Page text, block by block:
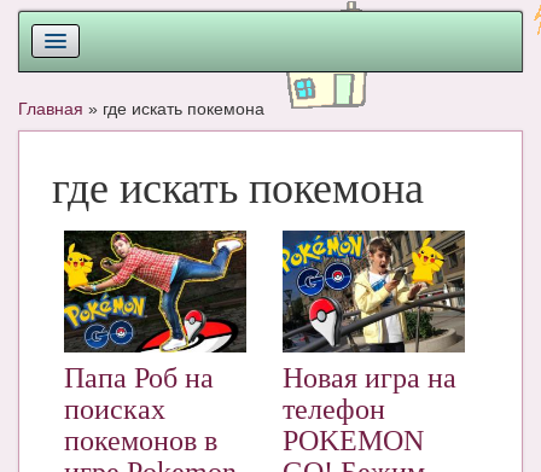
НОВОРОЖДЕННЫЙ
РАЗВИТИЕ
ВОПРОС-ОТВЕТ
КНИГИ
Рекомендовано
Главная » где искать покемона
где искать покемона
Папа Роб на
поисках
покемонов в
Новая игра на
телефон
POKEMON